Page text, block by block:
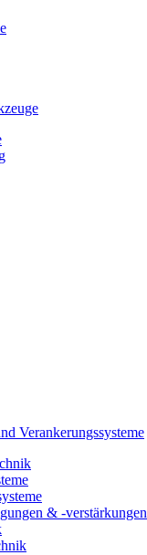
Verankerungssysteme
& -verstärkungen